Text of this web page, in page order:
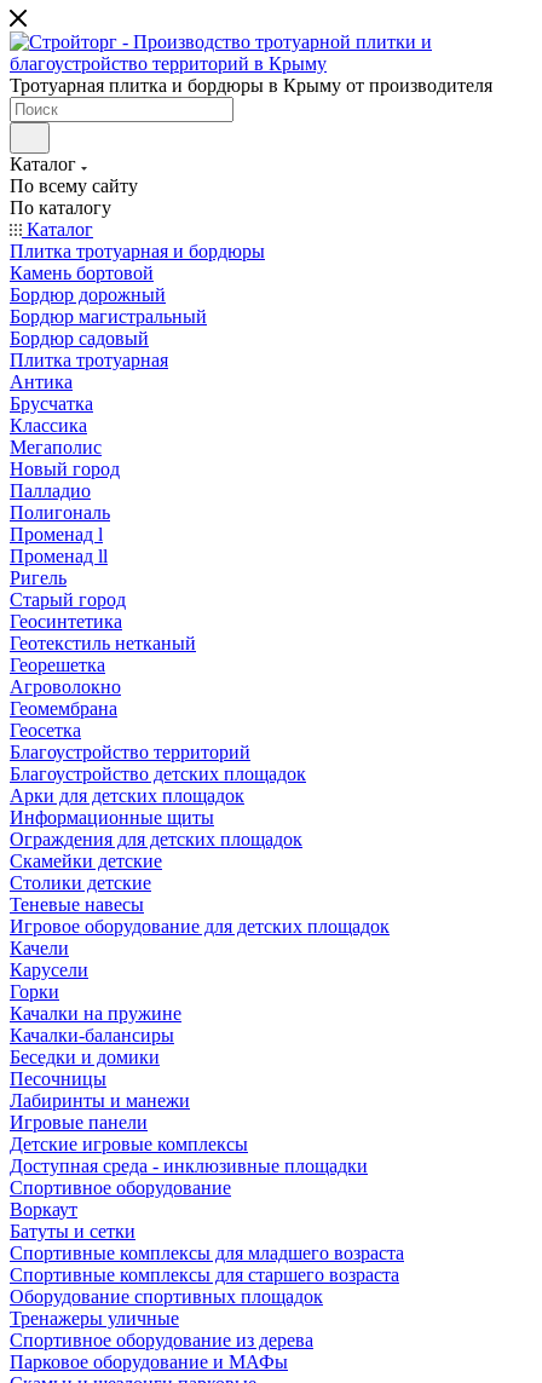
Тротуарная плитка и бордюры в Крыму от производителя
Каталог
По всему сайту
По каталогу
Каталог
Плитка тротуарная и бордюры
Камень бортовой
Бордюр дорожный
Бордюр магистральный
Бордюр садовый
Плитка тротуарная
Антика
Брусчатка
Классика
Мегаполис
Новый город
Палладио
Полигональ
Променад l
Променад ll
Ригель
Старый город
Геосинтетика
Геотекстиль нетканый
Георешетка
Агроволокно
Геомембрана
Геосетка
Благоустройство территорий
Благоустройство детских площадок
Арки для детских площадок
Информационные щиты
Ограждения для детских площадок
Скамейки детские
Столики детские
Теневые навесы
Игровое оборудование для детских площадок
Качели
Карусели
Горки
Качалки на пружине
Качалки-балансиры
Беседки и домики
Песочницы
Лабиринты и манежи
Игровые панели
Детские игровые комплексы
Доступная среда - инклюзивные площадки
Спортивное оборудование
Воркаут
Батуты и сетки
Спортивные комплексы для младшего возраста
Спортивные комплексы для старшего возраста
Оборудование спортивных площадок
Тренажеры уличные
Спортивное оборудование из дерева
Парковое оборудование и МАФы